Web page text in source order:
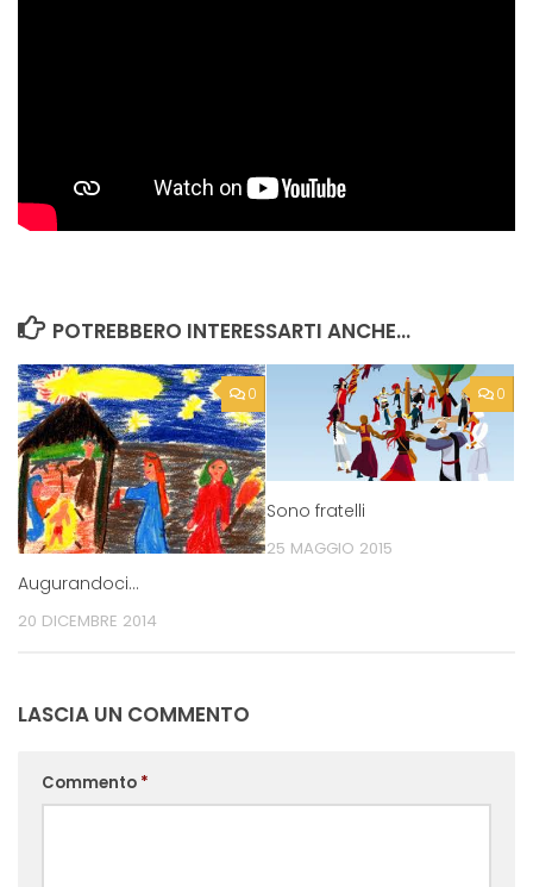
POTREBBERO INTERESSARTI ANCHE...
0
Augurandoci…
20 DICEMBRE 2014
0
Sono fratelli
25 MAGGIO 2015
LASCIA UN COMMENTO
Commento *